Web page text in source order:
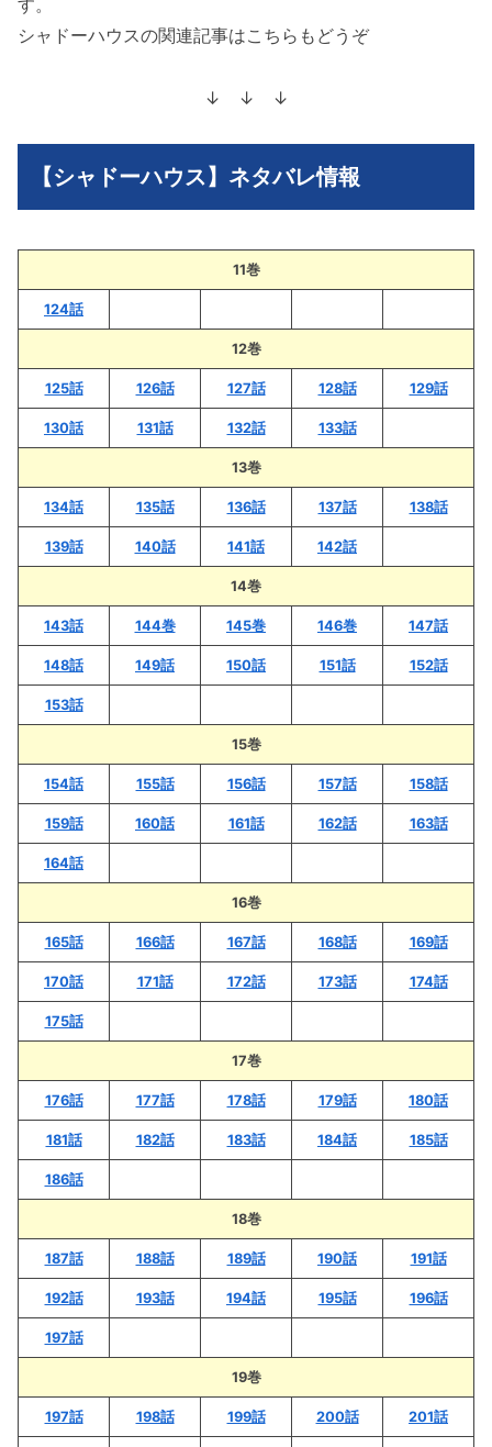
シャドーハウスの関連記事はこちらもどうぞ
↓ ↓ ↓
【シャドーハウス】ネタバレ情報
11巻
124話
12巻
125話 126話 127話 128話 129話
130話 131話 132話 133話
13巻
134話 135話 136話 137話 138話
139話 140話 141話 142話
14巻
143話 144巻 145巻 146巻 147話
148話 149話 150話 151話 152話
153話
15巻
154話 155話 156話 157話 158話
159話 160話 161話 162話 163話
164話
16巻
165話 166話 167話 168話 169話
170話 171話 172話 173話 174話
175話
17巻
176話 177話 178話 179話 180話
181話 182話 183話 184話 185話
186話
18巻
187話 188話 189話 190話 191話
192話 193話 194話 195話 196話
197話
19巻
197話 198話 199話 200話 201話